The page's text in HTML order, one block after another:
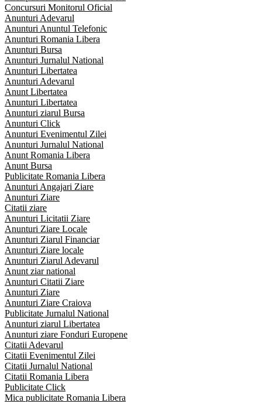
Concursuri Monitorul Oficial
Anunturi Adevarul
Anunturi Anuntul Telefonic
Anunturi Romania Libera
Anunturi Bursa
Anunturi Jurnalul National
Anunturi Libertatea
Anunturi Adevarul
Anunt Libertatea
Anunturi Libertatea
Anunturi ziarul Bursa
Anunturi Click
Anunturi Evenimentul Zilei
Anunturi Jurnalul National
Anunt Romania Libera
Anunt Bursa
Publicitate Romania Libera
Anunturi Angajari Ziare
Anunturi Ziare
Citatii ziare
Anunturi Licitatii Ziare
Anunturi Ziare Locale
Anunturi Ziarul Financiar
Anunturi Ziare locale
Anunturi Ziarul Adevarul
Anunt ziar national
Anunturi Citatii Ziare
Anunturi Ziare
Anunturi Ziare Craiova
Publicitate Jurnalul National
Anunturi ziarul Libertatea
Anunturi ziare Fonduri Europene
Citatii Adevarul
Citatii Evenimentul Zilei
Citatii Jurnalul National
Citatii Romania Libera
Publicitate Click
Mica publicitate Romania Libera